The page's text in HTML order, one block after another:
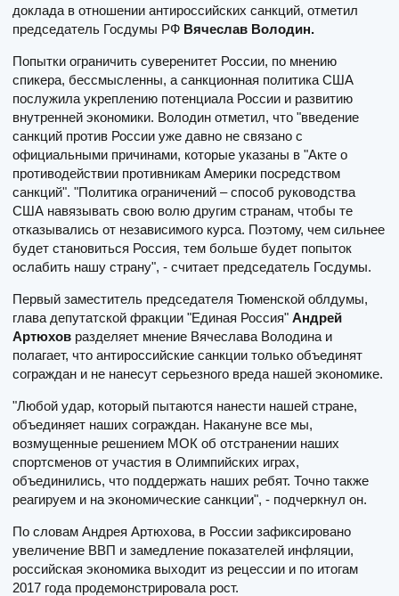
доклада в отношении антироссийских санкций, отметил
председатель Госдумы РФ Вячеслав Володин.
Попытки ограничить суверенитет России, по мнению
спикера, бессмысленны, а санкционная политика США
послужила укреплению потенциала России и развитию
внутренней экономики. Володин отметил, что "введение
санкций против России уже давно не связано с
официальными причинами, которые указаны в "Акте о
противодействии противникам Америки посредством
санкций". "Политика ограничений – способ руководства
США навязывать свою волю другим странам, чтобы те
отказывались от независимого курса. Поэтому, чем сильнее
будет становиться Россия, тем больше будет попыток
ослабить нашу страну", - считает председатель Госдумы.
Первый заместитель председателя Тюменской облдумы,
глава депутатской фракции "Единая Россия" Андрей
Артюхов разделяет мнение Вячеслава Володина и
полагает, что антироссийские санкции только объединят
сограждан и не нанесут серьезного вреда нашей экономике.
"Любой удар, который пытаются нанести нашей стране,
объединяет наших сограждан. Накануне все мы,
возмущенные решением МОК об отстранении наших
спортсменов от участия в Олимпийских играх,
объединились, что поддержать наших ребят. Точно также
реагируем и на экономические санкции", - подчеркнул он.
По словам Андрея Артюхова, в России зафиксировано
увеличение ВВП и замедление показателей инфляции,
российская экономика выходит из рецессии и по итогам
2017 года продемонстрировала рост.